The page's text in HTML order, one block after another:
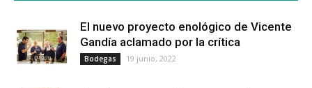
El nuevo proyecto enológico de Vicente
Gandía aclamado por la crítica
Bodegas 19 junio, 2022